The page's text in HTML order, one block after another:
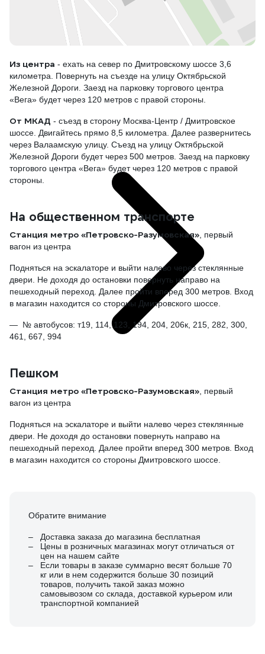
Из центра - ехать на север по Дмитровскому шоссе 3,6
километра. Повернуть на съезде на улицу Октябрьской
Железной Дороги. Заезд на парковку торгового центра
«Вега» будет через 120 метров с правой стороны.
От МКАД - съезд в сторону Москва-Центр / Дмитровское
шоссе. Двигайтесь прямо 8,5 километра. Далее развернитесь
через Валаамскую улицу. Съезд на улицу Октябрьской
Железной Дороги будет через 500 метров. Заезд на парковку
торгового центра «Вега» будет через 120 метров с правой
стороны.
На общественном транспорте
Станция метро «Петровско-Разумовская» , первый
вагон из центра
Подняться на эскалаторе и выйти налево через стеклянные
двери. Не доходя до остановки повернуть направо на
пешеходный переход. Далее пройти вперед 300 метров. Вход
в магазин находится со стороны Дмитровского шоссе.
№ автобусов: т19, 114, 123, 194, 204, 206к, 215, 282, 300,
461, 667, 994
Пешком
Станция метро «Петровско-Разумовская» , первый
вагон из центра
Подняться на эскалаторе и выйти налево через стеклянные
двери. Не доходя до остановки повернуть направо на
пешеходный переход. Далее пройти вперед 300 метров. Вход
в магазин находится со стороны Дмитровского шоссе.
Обратите внимание
Доставка заказа до магазина бесплатная
Цены в розничных магазинах могут отличаться от
цен на нашем сайте
Если товары в заказе суммарно весят больше 70
кг или в нем содержится больше 30 позиций
товаров, получить такой заказ можно
самовывозом со склада, доставкой курьером или
транспортной компанией